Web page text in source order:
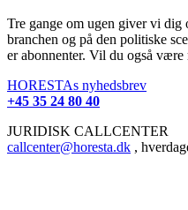
Tre gange om ugen giver vi dig
branchen og på den politiske
er abonnenter. Vil du også
HORESTAs nyhedsbrev
+45 35 24 80 40
JURIDISK CALLCENTER
callcenter@horesta.dk ,